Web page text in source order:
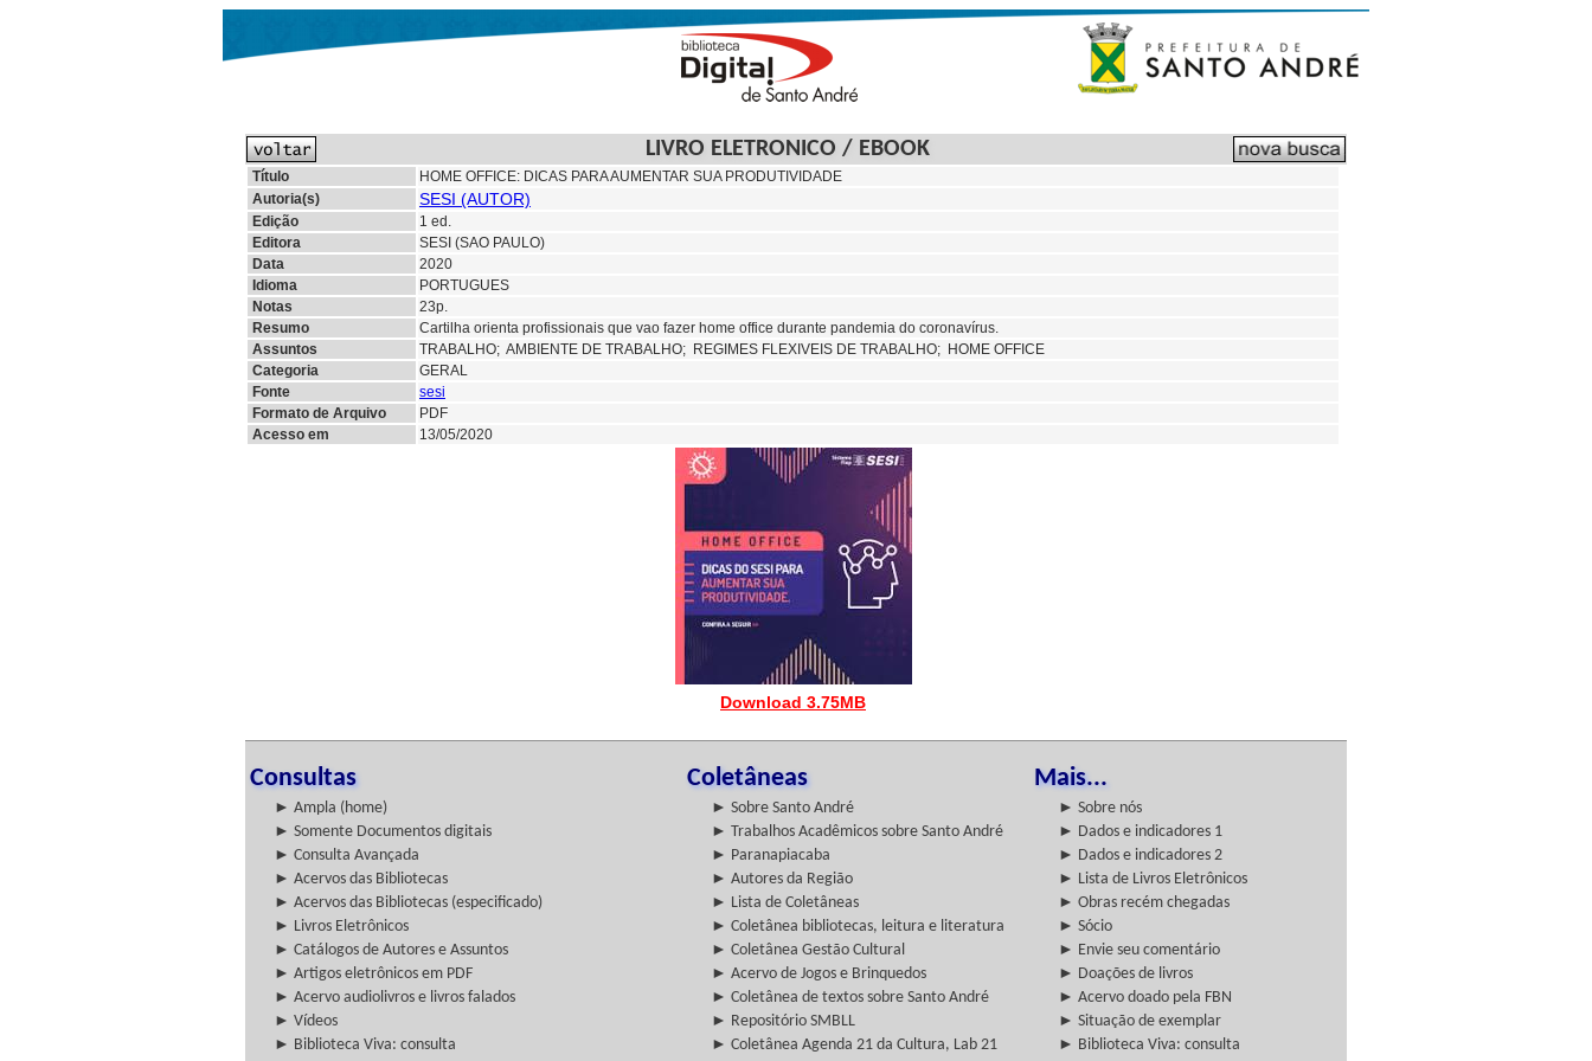
LIVRO ELETRONICO / EBOOK
Título
HOME OFFICE: DICAS PARA AUMENTAR SUA PRODUTIVIDADE
Autoria(s)
SESI (AUTOR)
Edição
1 ed.
Editora
SESI (SAO PAULO)
Data
2020
Idioma
PORTUGUES
Notas
23p.
Resumo
Cartilha orienta profissionais que vao fazer home office durante pandemia do coronavírus.
Assuntos
TRABALHO; AMBIENTE DE TRABALHO; REGIMES FLEXIVEIS DE TRABALHO; HOME OFFICE
Categoria
GERAL
Fonte
sesi
Formato de Arquivo
PDF
Acesso em
13/05/2020
Download 3.75MB
Consultas Coletâneas Mais...
► Ampla (home) ► Sobre Santo André
► Sobre nós
► Somente Documentos digitais
► Trabalhos Acadêmicos sobre Santo André
► Dados e indicadores 1
► Consulta Avançada
► Paranapiacaba
► Dados e indicadores 2
► Acervos das Bibliotecas
► Autores da Região
► Lista de Livros Eletrônicos
► Acervos das Bibliotecas (especificado)
► Lista de Coletâneas
► Obras recém chegadas
► Livros Eletrônicos
► Coletânea bibliotecas, leitura e literatura
► Sócio
► Catálogos de Autores e Assuntos
► Coletânea Gestão Cultural
► Envie seu comentário
► Artigos eletrônicos em PDF
► Acervo de Jogos e Brinquedos
► Doações de livros
► Acervo audiolivros e livros falados
► Coletânea de textos sobre Santo André
► Acervo doado pela FBN
► Vídeos
► Repositório SMBLL
► Situação de exemplar
► Biblioteca Viva: consulta
► Coletânea Agenda 21 da Cultura, Lab 21
► Biblioteca Viva: consulta